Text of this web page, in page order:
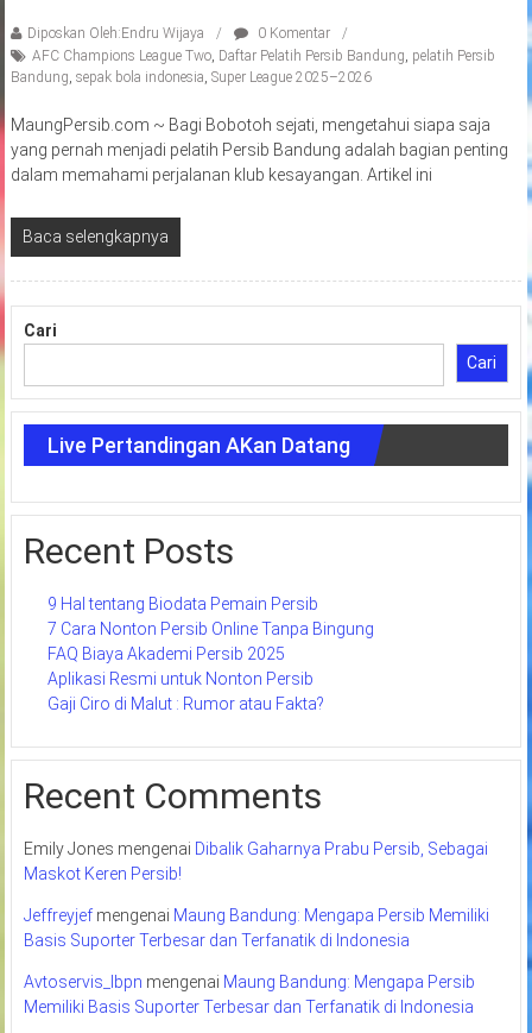
Diposkan Oleh:Endru Wijaya
0 Komentar
AFC Champions League Two, Daftar Pelatih Persib Bandung pelatih Persib
Bandung sepak bola indonesia Super League 2025–2026
MaungPersib.com ~ Bagi Bobotoh sejati, mengetahui siapa saja
yang pernah menjadi pelatih Persib Bandung adalah bagian penting
dalam memahami perjalanan klub kesayangan. Artikel ini
Baca selengkapnya
Cari
Cari
Live Pertandingan AKan Datang
Recent Posts
9 Hal tentang Biodata Pemain Persib
7 Cara Nonton Persib Online Tanpa Bingung
FAQ Biaya Akademi Persib 2025
Aplikasi Resmi untuk Nonton Persib
Gaji Ciro di Malut : Rumor atau Fakta?
Recent Comments
Emily Jones mengenai Dibalik Gaharnya Prabu Persib, Sebagai
Maskot Keren Persib!
Jeffreyjefmengenai Maung Bandung: Mengapa Persib Memiliki
Basis Suporter Terbesar dan Terfanatik di Indonesia
Avtoservis_lbpn mengenai Maung Bandung: Mengapa Persib
Memiliki Basis Suporter Terbesar dan Terfanatik di Indonesia